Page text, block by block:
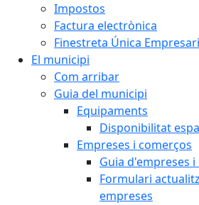
Impostos
Factura electrònica
Finestreta Única
El municipi
Com arribar
Guia del municipi
Equipaments
Disponibilitat
Empreses i comerços
Guia d'empreses
Formulari
empreses